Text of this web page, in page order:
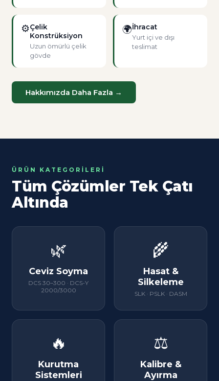
⚙Çelik
Konstrüksiyon
Uzun ömürlü çelik
gövde
🌍İhracat
Yurt içi ve dışı
teslimat
Hakkımızda Daha Fazla →
ÜRÜN KATEGORILERI
Tüm Çözümler Tek Çatı
Altında
🌿
Ceviz Soyma
DCS 30–300 · DCS-Y
2000/3000
🌾
Hasat &
Silkeleme
SLK · PSLK · DASM
🔥
Kurutma
Sistemleri
⚖
Kalibre &
Ayırma